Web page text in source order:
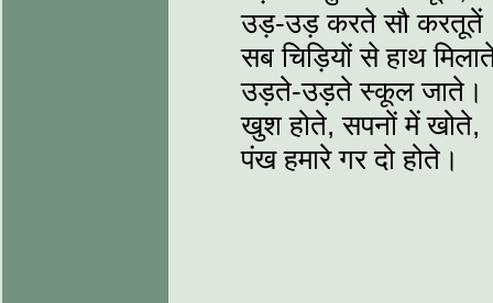
उड़-उड़ करते सौ
सब चिड़ियों से हाथ
उड़ते-उड़ते स्कूल जाते।
खुश होते, सपनों में खोते,
पंख हमारे गर दो होते।